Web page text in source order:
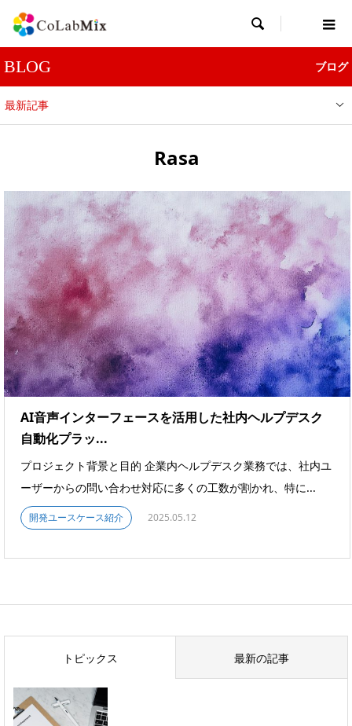

BLOG ブログ
最新記事
Rasa
AI音声インターフェースを活用した社内ヘルプデスク
自動化プラッ...
プロジェクト背景と目的 企業内ヘルプデスク業務では、社内ユ
ーザーからの問い合わせ対応に多くの工数が割かれ、特に...
開発ユースケース紹介 2025.05.12
トピックス 最新の記事